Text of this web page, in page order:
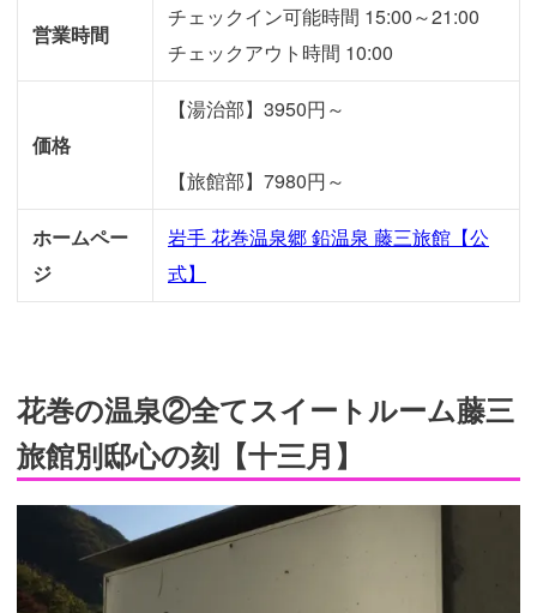
営業時間
チェックイン可能時間 15:00～21:00
チェックアウト時間 10:00
価格
【湯治部】3950円～
【旅館部】7980円～
ホームペー
ジ
岩手 花巻温泉郷 鉛温泉 藤三旅館【公
式】
花巻の温泉②全てスイートルーム藤三
旅館別邸心の刻【十三月】